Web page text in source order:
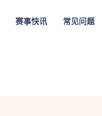
赛事快讯 常见问题